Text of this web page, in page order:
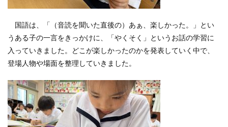
国語は、「（音読を聞いた直後の）あぁ、楽しかった。」とい
うある子の一言をきっかけに、「やくそく」というお話の学習に
入っていきました。どこが楽しかったのかを発表していく中で、
登場人物や場面を整理していきました。